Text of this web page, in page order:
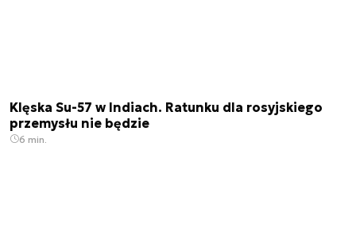
Klęska Su-57 w Indiach. Ratunku dla rosyjskiego
przemysłu nie będzie
6 min.